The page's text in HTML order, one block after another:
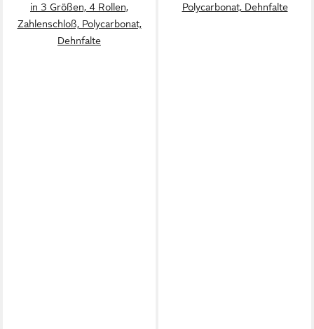
in 3 Größen, 4 Rollen,
Zahlenschloß, Polycarbonat,
Dehnfalte
Polycarbonat, Dehnfalte